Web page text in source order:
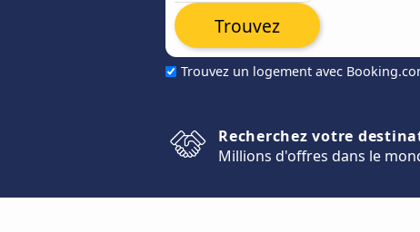
Trouvez un logement avec
Trouvez
Recherchez votre
Millions d'offres dans le